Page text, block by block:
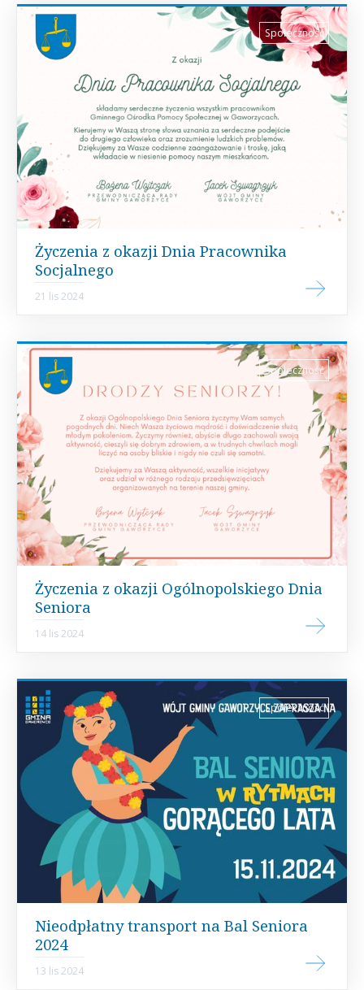
Społeczność
Życzenia z okazji Dnia Pracownika
Socjalnego
21 lis 2024
Społeczność
Życzenia z okazji Ogólnopolskiego Dnia
Seniora
14 lis 2024
Społeczność
Nieodpłatny transport na Bal Seniora
2024
13 lis 2024